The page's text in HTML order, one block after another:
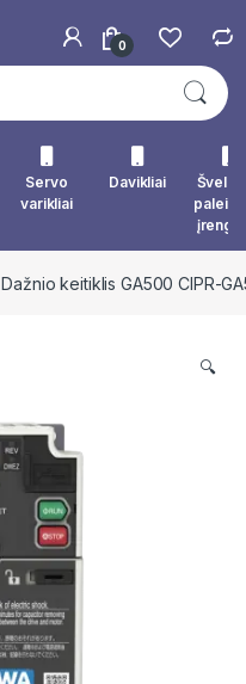
0
Servo
varikliai
Davikliai
Dažnio keitiklis GA500 CIPR-
🔍